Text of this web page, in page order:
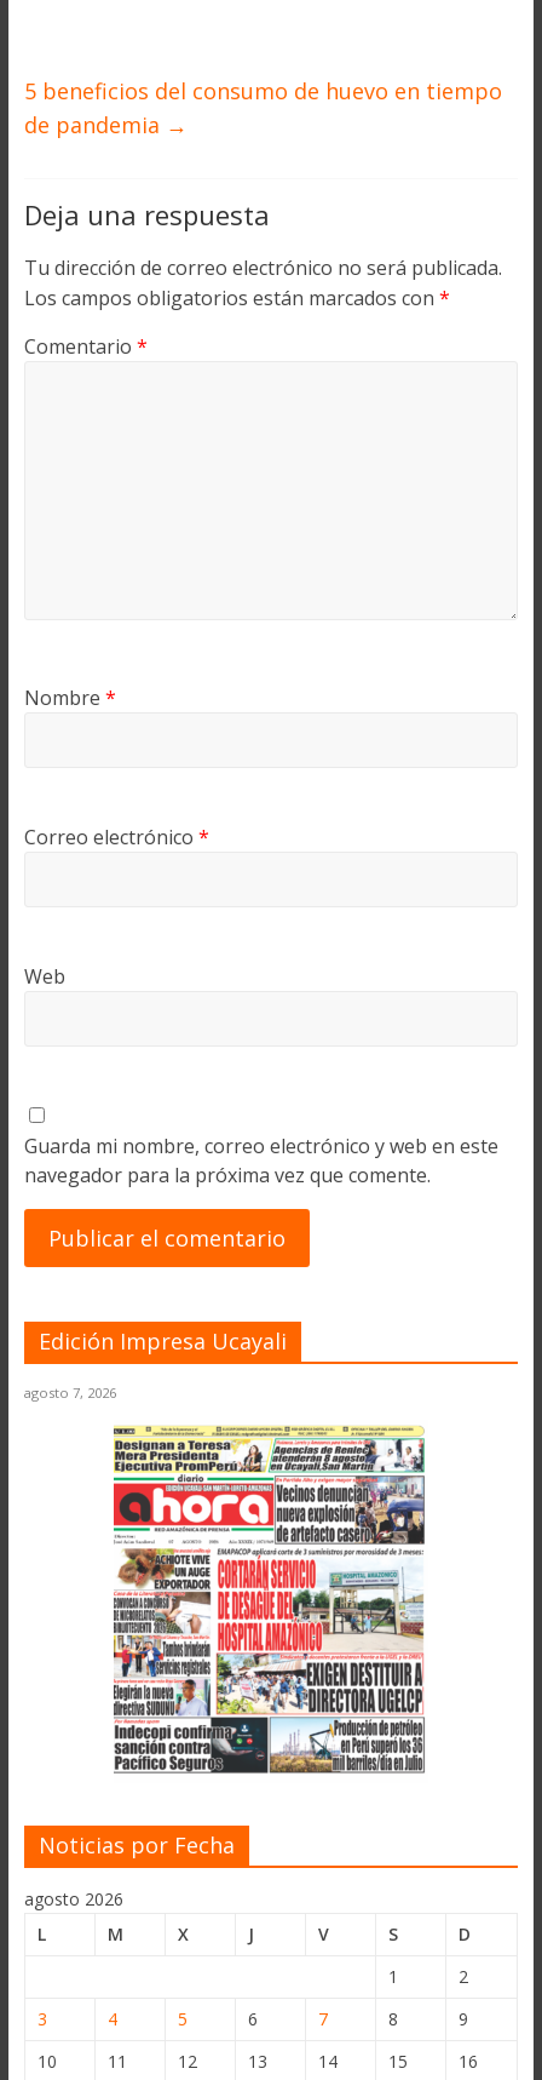
5 beneficios del consumo de huevo en tiempo
de pandemia →
Deja una respuesta
Tu dirección de correo electrónico no será publicada.
Los campos obligatorios están marcados con *
Comentario *
Nombre *
Correo electrónico *
Web
Guarda mi nombre, correo electrónico y web en este
navegador para la próxima vez que comente.
Edición Impresa Ucayali
agosto 7, 2026
Noticias por Fecha
agosto 2026
L
M X J V S
D
1
2
3
4 5 6 7 8
9
10
11 12 13 14 15
16